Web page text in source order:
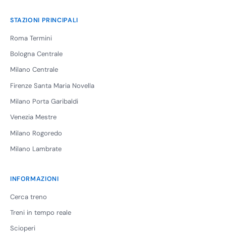
STAZIONI PRINCIPALI
Roma Termini
Bologna Centrale
Milano Centrale
Firenze Santa Maria Novella
Milano Porta Garibaldi
Venezia Mestre
Milano Rogoredo
Milano Lambrate
INFORMAZIONI
Cerca treno
Treni in tempo reale
Scioperi